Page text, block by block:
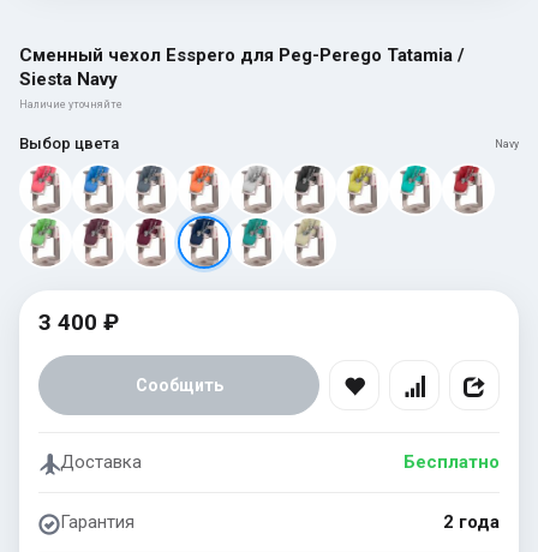
Сменный чехол Esspero для Peg-Perego Tatamia /
Siesta Navy
Наличие уточняйте
Выбор цвета Navy
3 400 ₽
Сообщить
Доставка Бесплатно
Гарантия 2 года